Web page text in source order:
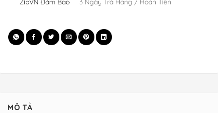
ZipVN Đảm Bảo 3 Ngày Trả Hàng / Hoàn Tiền
MÔ TẢ